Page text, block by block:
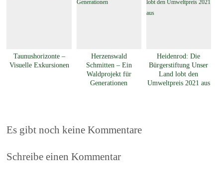
Taunushorizonte –
Visuelle Exkursionen
Herzenswald
Schmitten – Ein
Waldprojekt für
Generationen
Heidenrod: Die
Bürgerstiftung Unser
Land lobt den
Umweltpreis 2021 aus
Es gibt noch keine Kommentare
Schreibe einen Kommentar